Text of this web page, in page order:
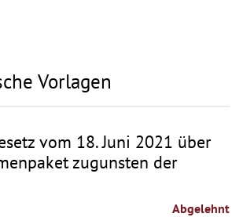
Vorlagen
vom 18. Juni 2021 über
zugunsten der
Abgelehnt